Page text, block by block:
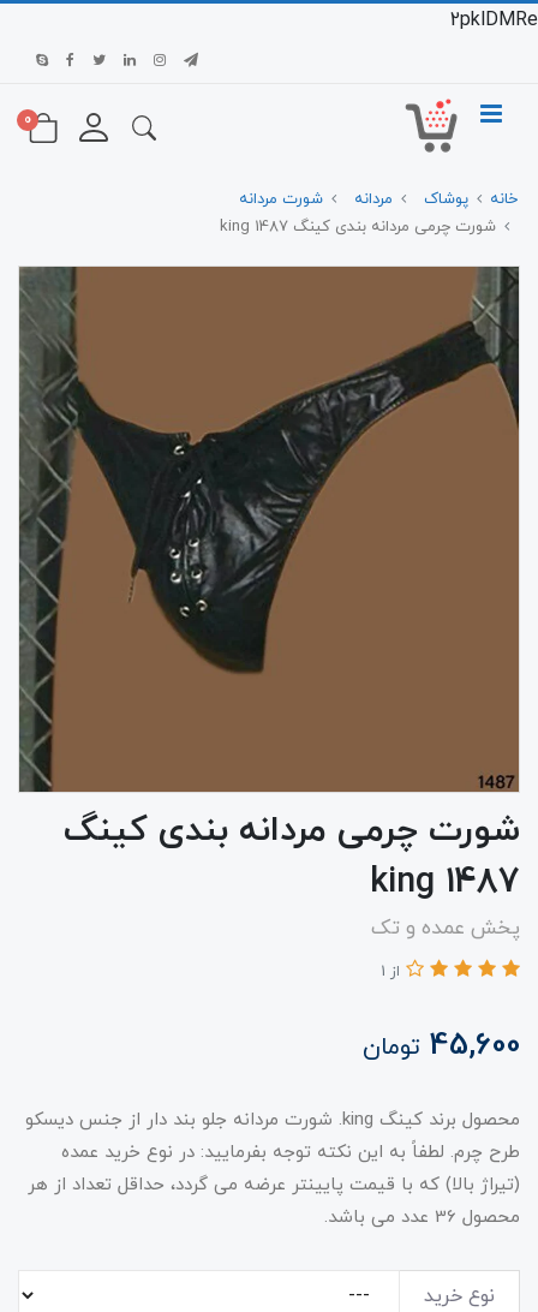
2pklDMRe
0
خانه پوشاک مردانه
شورت مردانه
شورت چرمی مردانه بندی کینگ 1487 king
شورت چرمی مردانه بندی کینگ
1487 king
پخش عمده و تک
از 1
45,600 تومان
محصول برند کینگ king. شورت مردانه جلو بند دار از جنس دیسکو
طرح چرم. لطفاً به این نکته توجه بفرمایید: در نوع خرید عمده
(تیراژ بالا) که با قیمت پایینتر عرضه می گردد، حداقل تعداد از هر
محصول 36 عدد می باشد.
نوع خرید